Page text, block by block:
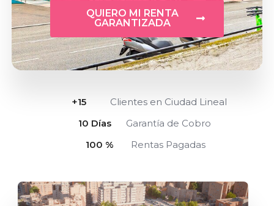
QUIERO MI RENTA
GARANTIZADA
+15
Clientes en Ciudad Lineal
10 Días
Garantía de Cobro
100 % Rentas Pagadas